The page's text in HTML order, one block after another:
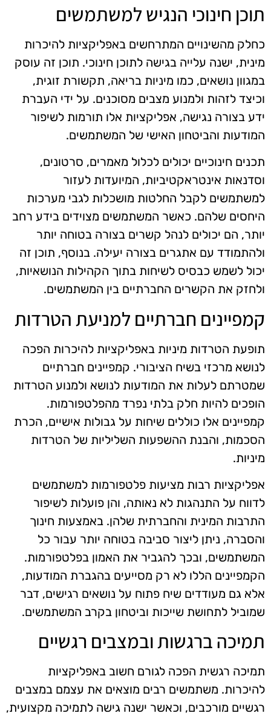
תוכן חינוכי הנגיש למשתמשים
כחלק מהשינויים המתרחשים באפליקציות להיכרות
מינית, ישנה עלייה בגישה לתוכן חינוכי. תוכן זה עוסק
במגוון נושאים, כמו מיניות בריאה, תקשורת זוגית,
וכיצד לזהות ולמנוע מצבים מסוכנים. על ידי העברת
ידע בצורה נגישה, אפליקציות אלו תורמות לשיפור
המודעות והביטחון האישי של המשתמשים.
תכנים חינוכיים יכולים לכלול מאמרים, סרטונים,
וסדנאות אינטראקטיביות, המיועדות לעזור
למשתמשים לקבל החלטות מושכלות לגבי מערכות
היחסים שלהם. כאשר המשתמשים מצוידים בידע רחב
יותר, הם יכולים לנהל קשרים בצורה בטוחה יותר
ולהתמודד עם אתגרים בצורה יעילה. בנוסף, תוכן זה
יכול לשמש כבסיס לשיחות בתוך הקהילות הנושאיות,
ולחזק את הקשרים החברתיים בין המשתמשים.
קמפיינים חברתיים למניעת הטרדות
תופעת הטרדות מיניות באפליקציות להיכרות הפכה
לנושא מרכזי בשיח הציבורי. קמפיינים חברתיים
שמטרתם לעלות את המודעות לנושא ולמנוע הטרדות
הופכים להיות חלק בלתי נפרד מהפלטפורמות.
קמפיינים אלו כוללים שיחות על גבולות אישיים, הכרת
הסכמות, והבנת ההשפעות השליליות של הטרדות
מיניות.
אפליקציות רבות מציעות פלטפורמות למשתמשים
לדווח על התנהגות לא נאותה, והן פועלות לשיפור
התרבות המינית והחברתית שלהן. באמצעות חינוך
והסברה, ניתן ליצור סביבה בטוחה יותר עבור כל
המשתמשים, ובכך להגביר את האמון בפלטפורמות.
הקמפיינים הללו לא רק מסייעים בהגברת המודעות,
אלא גם מעודדים שיח פתוח על נושאים רגישים, דבר
שמוביל לתחושת שייכות וביטחון בקרב המשתמשים.
תמיכה ברגשות ובמצבים רגשיים
תמיכה רגשית הפכה לגורם חשוב באפליקציות
להיכרות. משתמשים רבים מוצאים את עצמם במצבים
רגשיים מורכבים, וכאשר ישנה גישה לתמיכה מקצועית,